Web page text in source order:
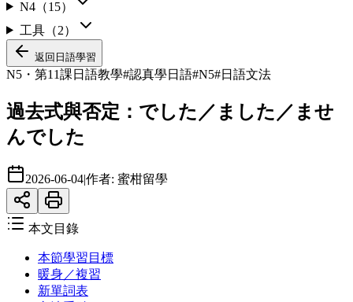
N4（15）
工具（2）
返回 日語學習
N5・第11課 日語教學#認真學日語#N5#日語文法
過去式與否定：でした／ました／ませ
んでした
2026-06-04|作者: 蜜柑留學
本文目錄
本節學習目標
暖身／複習
新單詞表